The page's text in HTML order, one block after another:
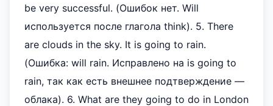
be very successful. (Ошибок нет. Will
используется после глагола think). 5. There
are clouds in the sky. It is going to rain.
(Ошибка: will rain. Исправлено на is going to
rain, так как есть внешнее подтверждение —
облака). 6. What are they going to do in London